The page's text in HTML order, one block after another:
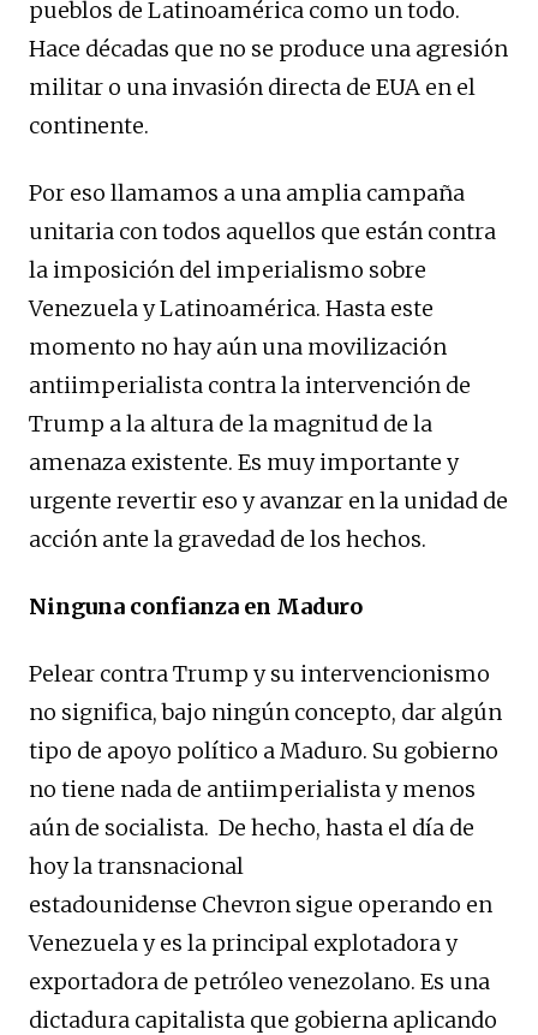
pueblos de Latinoamérica como un todo.
Hace décadas que no se produce una agresión
militar o una invasión directa de EUA en el
continente.
Por eso llamamos a una amplia campaña
unitaria con todos aquellos que están contra
la imposición del imperialismo sobre
Venezuela y Latinoamérica. Hasta este
momento no hay aún una movilización
antiimperialista contra la intervención de
Trump a la altura de la magnitud de la
amenaza existente. Es muy importante y
urgente revertir eso y avanzar en la unidad de
acción ante la gravedad de los hechos.
Ninguna confianza en Maduro
Pelear contra Trump y su intervencionismo
no significa, bajo ningún concepto, dar algún
tipo de apoyo político a Maduro. Su gobierno
no tiene nada de antiimperialista y menos
aún de socialista. De hecho, hasta el día de
hoy la transnacional
estadounidense Chevron sigue operando en
Venezuela y es la principal explotadora y
exportadora de petróleo venezolano. Es una
dictadura capitalista que gobierna aplicando